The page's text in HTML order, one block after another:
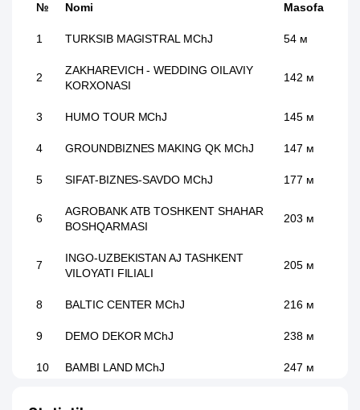
№ Nomi Masofa
1 TURKSIB MAGISTRAL MChJ 54 м
2
ZAKHAREVICH - WEDDING OILAVIY
KORXONASI
142 м
3 HUMO TOUR MChJ 145 м
4 GROUNDBIZNES MAKING QK MChJ 147 м
5 SIFAT-BIZNES-SAVDO MChJ 177 м
6
AGROBANK ATB TOSHKENT SHAHAR
BOSHQARMASI
203 м
7
INGO-UZBEKISTAN AJ TASHKENT
VILOYATI FILIALI
205 м
8 BALTIC CENTER MChJ 216 м
9 DEMO DEKOR MChJ 238 м
10 BAMBI LAND MChJ 247 м